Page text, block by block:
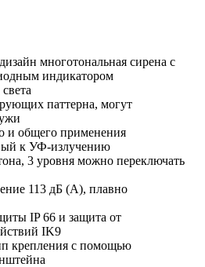
многотональная сирена с
индикатором
паттерна, могут
и общего применения
к УФ-излучению
3 уровня можно переключать
113 дБ (A), плавно
IP 66 и защита от
IK9
крепления с помощью